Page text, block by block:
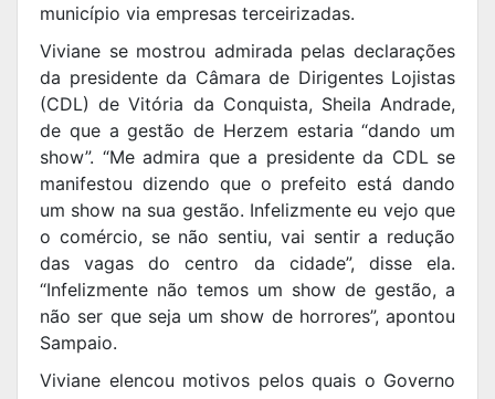
município via empresas terceirizadas.
Viviane se mostrou admirada pelas declarações
da presidente da Câmara de Dirigentes Lojistas
(CDL) de Vitória da Conquista, Sheila Andrade,
de que a gestão de Herzem estaria “dando um
show”. “Me admira que a presidente da CDL se
manifestou dizendo que o prefeito está dando
um show na sua gestão. Infelizmente eu vejo que
o comércio, se não sentiu, vai sentir a redução
das vagas do centro da cidade”, disse ela.
“Infelizmente não temos um show de gestão, a
não ser que seja um show de horrores”, apontou
Sampaio.
Viviane elencou motivos pelos quais o Governo